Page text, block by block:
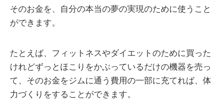
そのお金を、自分の本当の夢の実現のために使うこと
ができます。
たとえば、フィットネスやダイエットのために買った
けれどずっとほこりをかぶっているだけの機器を売っ
て、そのお金をジムに通う費用の一部に充てれば、体
力づくりをすることができます。